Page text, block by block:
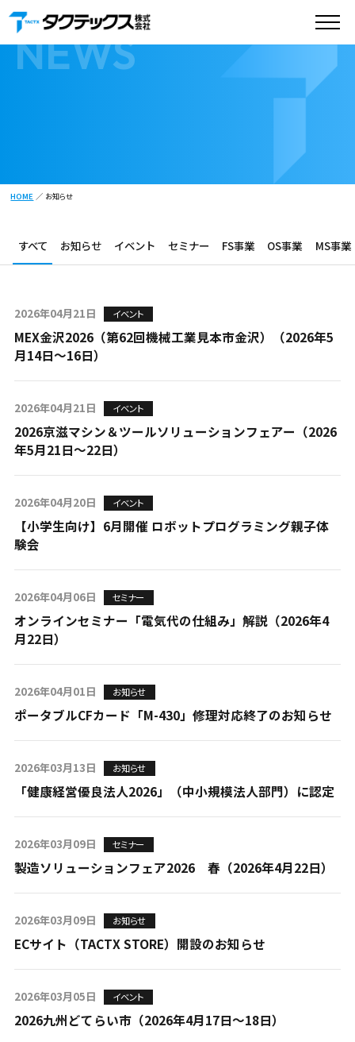
お知らせ
NEWS
HOME お知らせ
すべて お知らせ イベント セミナー FS事業 OS事業 MS事業
2026年04月21日 イベント
MEX金沢2026（第62回機械工業見本市金沢）（2026年5
月14日～16日）
2026年04月21日 イベント
2026京滋マシン＆ツールソリューションフェアー（2026
年5月21日～22日）
2026年04月20日 イベント
【小学生向け】6月開催 ロボットプログラミング親子体
験会
2026年04月06日 セミナー
オンラインセミナー「電気代の仕組み」解説（2026年4
月22日）
2026年04月01日 お知らせ
ポータブルCFカード「M-430」修理対応終了のお知らせ
2026年03月13日 お知らせ
「健康経営優良法人2026」（中小規模法人部門）に認定
2026年03月09日 セミナー
製造ソリューションフェア2026 春（2026年4月22日）
2026年03月09日 お知らせ
ECサイト（TACTX STORE）開設のお知らせ
2026年03月05日 イベント
2026九州どてらい市（2026年4月17日～18日）